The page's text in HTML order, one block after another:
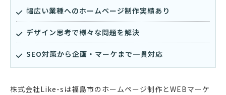
幅広い業種へのホームページ制作実績あり
デザイン思考で様々な問題を解決
SEO対策から企画・マーケまで一貫対応
株式会社Like-sは福島市のホームページ制作とWEBマーケ